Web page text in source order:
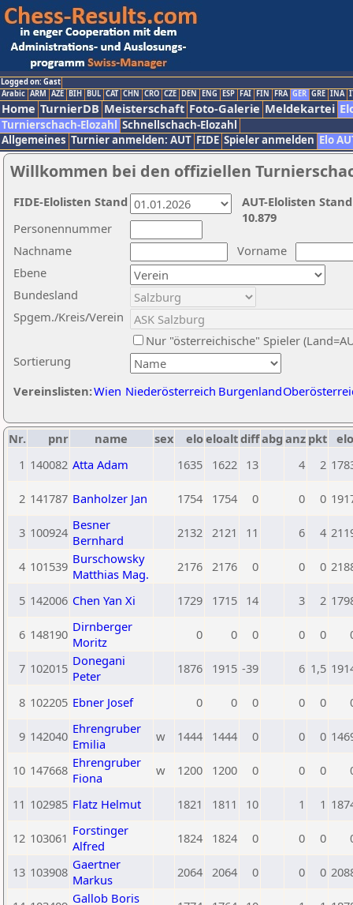
Logged on: Gast
Arabic ARM AZE BIH BUL CAT CHN CRO CZE DEN ENG ESP FAI FIN FRA GER GRE INA
Home TurnierDB Meisterschaft Foto-Galerie Meldekartei
Turnierschach-Elozahl Schnellschach-Elozahl
Allgemeines Turnier anmelden: AUT FIDE Spieler anmelden Elo
Willkommen bei den offiziellen
Nachname
Vorname
Ebene
Sortierung
Personennummer
Bundesland
Spgem./Kreis/Verein
Nur "österreichische" Spieler
Vereinslisten:Wien Niederösterreich Burgenland
AUT-Elolisten
10.879
FIDE-Elolisten Stand
Nr. pnr name sex eloeloaltdiffabg anz pkt
1 140082 Atta Adam 1635 1622 13 4 2
2 141787 Banholzer Jan 1754 1754 0 0 0
3 100924 Besner
Bernhard
2132 2121 11 6 4
4 101539 Burschowsky
Matthias Mag.
2176 2176 0 0 0
5 142006 Chen Yan Xi 1729 1715 14 3 2
6 148190 Dirnberger
Moritz
0 0 0 0 0
7 102015 Donegani
Peter
1876 1915 -39 6 1,5
8 102205 Ebner Josef 0 0 0 0 0
9 142040 Ehrengruber
Emilia
w 1444 1444 0 0 0
10 147668 Ehrengruber
Fiona
w 1200 1200 0 0 0
11 102985 Flatz Helmut 1821 1811 10 1 1
12 103061 Forstinger
Alfred
1824 1824 0 0 0
13 103908 Gaertner
Markus
2064 2064 0 0 0
Gallob Boris